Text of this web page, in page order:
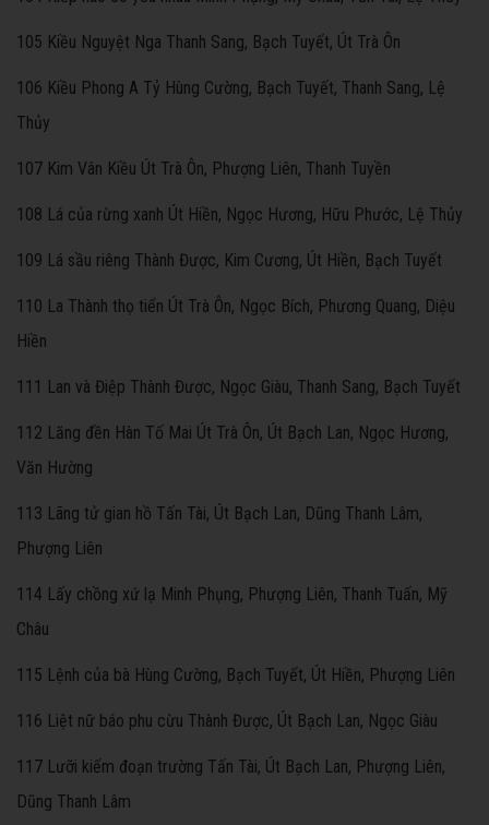
105 Kiều Nguyệt Nga Thanh Sang, Bạch Tuyết, Út Trà Ôn
106 Kiều Phong A Tỷ Hùng Cường, Bạch Tuyết, Thanh Sang, Lệ
Thủy
107 Kim Vân Kiều Út Trà Ôn, Phượng Liên, Thanh Tuyền
108 Lá của rừng xanh Út Hiền, Ngọc Hương, Hữu Phước, Lệ Thủy
109 Lá sầu riêng Thành Được, Kim Cương, Út Hiền, Bạch Tuyết
110 La Thành thọ tiển Út Trà Ôn, Ngọc Bích, Phương Quang, Diệu
Hiền
111 Lan và Điệp Thành Được, Ngọc Giàu, Thanh Sang, Bạch Tuyết
112 Lăng đền Hàn Tố Mai Út Trà Ôn, Út Bạch Lan, Ngọc Hương,
Văn Hường
113 Lãng tử gian hồ Tấn Tài, Út Bạch Lan, Dũng Thanh Lâm,
Phượng Liên
114 Lấy chồng xứ lạ Minh Phụng, Phượng Liên, Thanh Tuấn, Mỹ
Châu
115 Lệnh của bà Hùng Cường, Bạch Tuyết, Út Hiền, Phượng Liên
116 Liệt nữ báo phu cừu Thành Được, Út Bạch Lan, Ngọc Giàu
117 Lưỡi kiếm đoạn trường Tấn Tài, Út Bạch Lan, Phượng Liên,
Dũng Thanh Lâm